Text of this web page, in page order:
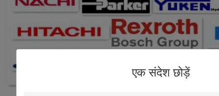
एक संदेश छोड़ें